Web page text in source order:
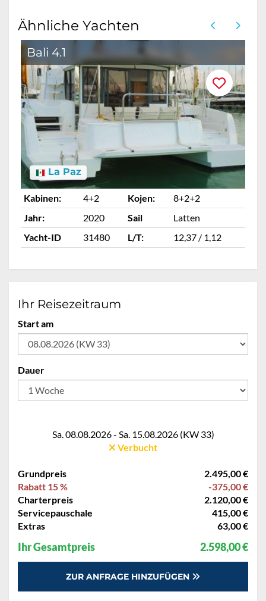
Ähnliche Yachten
Bali 4.1
La Paz
Kabinen: 4+2 Kojen:
8+2+2
Jahr:
2020 Sail
Latten
Yacht-ID
31480 L/T: 12,37 / 1,12
Ihr Reisezeitraum
Start am
Dauer
Sa. 08.08.2026 - Sa. 15.08.2026 (KW 33)
Verbucht
Grundpreis
2.495,00 €
Rabatt 15 %
-375,00 €
Charterpreis
2.120,00 €
Servicepauschale
415,00 €
Extras
63,00 €
Ihr Gesamtpreis 2.598,00 €
ZUR ANFRAGE HINZUFÜGEN